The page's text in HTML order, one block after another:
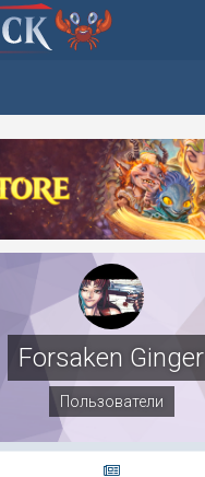
Forsaken Ginger
Пользователи